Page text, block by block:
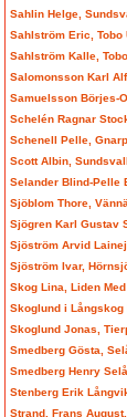
Sahlin Helge,
Sahlström Eric, Tobo
Sahlström Kalle,
Salomonsson Karl
Samuelsson Börjes-
Schelén Ragnar
Schenell Pelle,
Scott Albin,
Selander Blind-Pelle
Sjöblom Thore,
Sjögren Karl Gustav
Sjöström Arvid
Sjöström Ivar,
Skog Lina, Liden Med
Skoglund i Långskog
Skoglund Jonas,
Smedberg Gösta,
Smedberg Henry
Stenberg Erik
Strand, Frans